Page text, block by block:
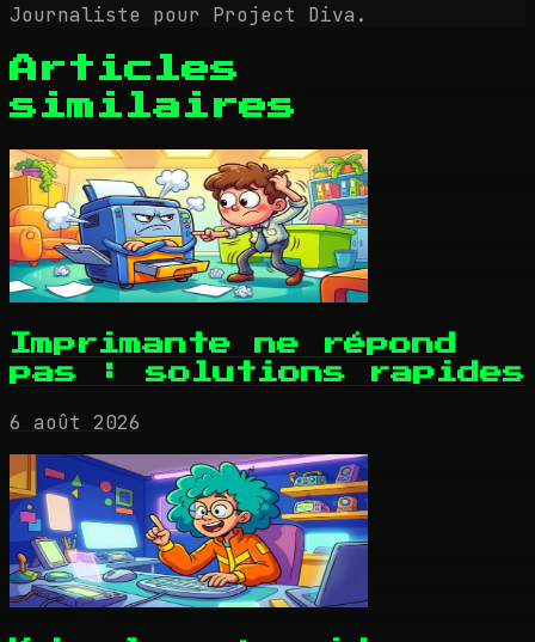
Journaliste pour Project Diva.
Articles
similaires
Imprimante ne répond
pas : solutions rapides
6 août 2026